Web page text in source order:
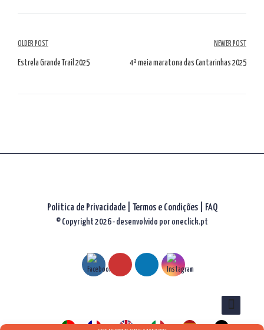
Navegação
de
OLDER POST
Estrela Grande Trail 2025
NEWER POST
4ª meia maratona das Cantarinhas 2025
Politica de Privacidade| Termos e Condições FAQ
© Copyright 2026 - desenvolvido por oneclick.pt